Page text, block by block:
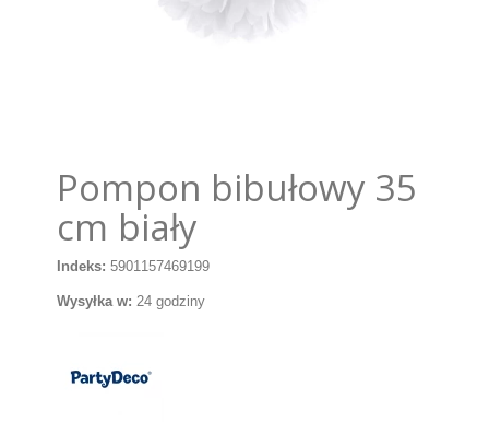
Pompon bibułowy 35
cm biały
Indeks: 5901157469199
Wysyłka w: 24 godziny